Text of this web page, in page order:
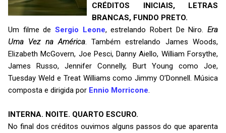
CRÉDITOS INICIAIS, LETRAS
BRANCAS, FUNDO PRETO.
Um filme de Sergio Leone, estrelando Robert De Niro.Era
Uma Vez na América. Também estrelando James Woods,
Elizabeth McGovern, Joe Pesci, Danny Aiello, William Forsythe,
James Russo, Jennifer Connelly, Burt Young como Joe,
Tuesday Weld e Treat Williams como Jimmy O’Donnell. Música
composta e dirigida por Ennio Morricone.
INTERNA. NOITE. QUARTO ESCURO.
No final dos créditos ouvimos alguns passos do que aparenta